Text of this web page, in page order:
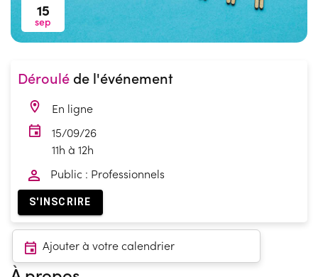
15
sep
Déroulé de l'événement
En ligne
15/09/26
11h à 12h
Public : Professionnels
S'INSCRIRE
Ajouter à votre calendrier